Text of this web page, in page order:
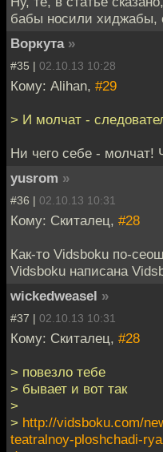
бабы носили хиджабы,
Воркута »
#35 | 02.10.13 10:28
Кому: Alihan, #29
> И молчат -
Ни чего себе - молчат!
yusrom »
#36 | 02.10.13 10:31
Кому: Скиталец, #28
Как-то Vidsboku по-
Vidsboku написана
wickedweasel »
#37 | 02.10.13 10:31
Кому: Скиталец, #28
> повезло тебе
> бывает и вот так
>
> http://vidsboku.com/
teatralnoy-ploshchadi-